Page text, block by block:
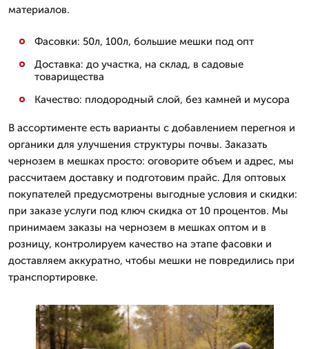
материалов.
Фасовки: 50л, 100л, большие мешки под опт
Доставка: до участка, на склад, в садовые
товарищества
Качество: плодородный слой, без камней и мусора
В ассортименте есть варианты с добавлением перегноя и
органики для улучшения структуры почвы. Заказать
чернозем в мешках просто: оговорите объем и адрес, мы
рассчитаем доставку и подготовим прайс. Для оптовых
покупателей предусмотрены выгодные условия и скидки:
при заказе услуги под ключ скидка от 10 процентов. Мы
принимаем заказы на чернозем в мешках оптом и в
розницу, контролируем качество на этапе фасовки и
доставляем аккуратно, чтобы мешки не повредились при
транспортировке.